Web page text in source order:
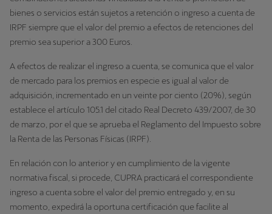
bienes o servicios están sujetos a retención o ingreso a cuenta de
IRPF siempre que el valor del premio a efectos de retenciones del
premio sea superior a 300 Euros.
A efectos de realizar el ingreso a cuenta, se comunica que el valor
de mercado para los premios en especie es igual al valor de
adquisición, incrementado en un veinte por ciento (20%), según
establece el artículo 105.1 del citado Real Decreto 439/2007, de 30
de marzo, por el que se aprueba el Reglamento del Impuesto sobre
la Renta de las Personas Físicas (IRPF).
En relación con lo anterior y en cumplimiento de la vigente
normativa fiscal, si procede, CUPRA practicará el correspondiente
ingreso a cuenta sobre el valor del premio entregado y, en su
momento, expedirá la oportuna certificación que facilite al